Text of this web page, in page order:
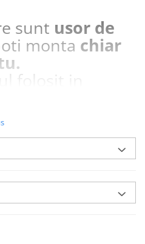
sunt usor de
monta chiar
folosit in
stim cu totii, ci
flexibil.
NU SE